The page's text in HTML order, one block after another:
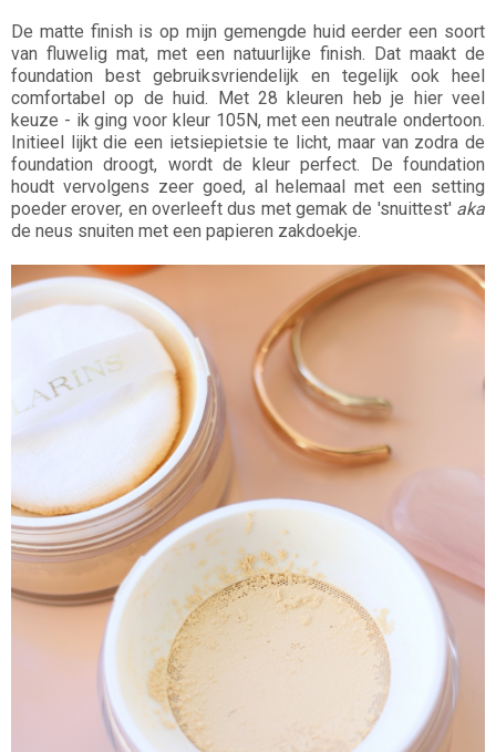
De matte finish is op mijn gemengde huid eerder een soort
van fluwelig mat, met een natuurlijke finish. Dat maakt de
foundation best gebruiksvriendelijk en tegelijk ook heel
comfortabel op de huid. Met 28 kleuren heb je hier veel
keuze - ik ging voor kleur 105N, met een neutrale ondertoon.
Initieel lijkt die een ietsiepietsie te licht, maar van zodra de
foundation droogt, wordt de kleur perfect. De foundation
houdt vervolgens zeer goed, al helemaal met een setting
poeder erover, en overleeft dus met gemak de 'snuittest' aka
de neus snuiten met een papieren zakdoekje.